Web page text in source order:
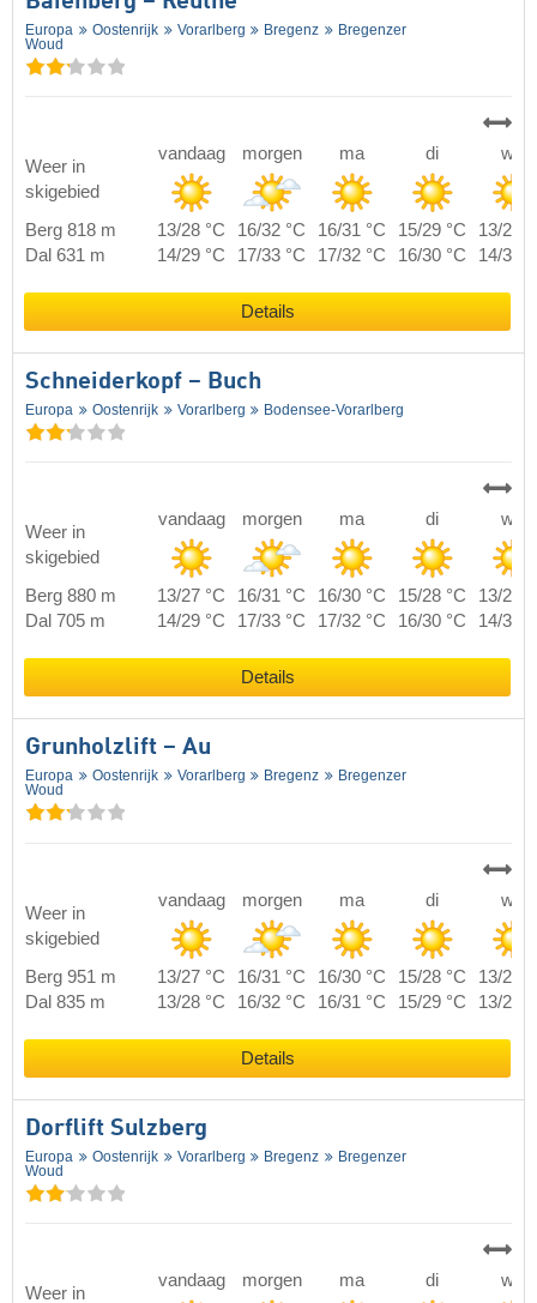
Europa Oostenrijk Vorarlberg Bregenz
Bregenzer
Woud
Weer in
skigebied
vandaag morgen ma di wo
Berg 818 m 13/28 °C 16/32 °C 16/31 °C 15/29 °C
13/29
Dal 631 m
14/29 °C 17/33 °C 17/32 °C 16/30 °C 14/30
Details
Schneiderkopf – Buch
Europa Oostenrijk Vorarlberg Bodensee-Vorarlberg
Weer in
skigebied
vandaag morgen ma di wo
Berg 880 m 13/27 °C 16/31 °C 16/30 °C 15/28 °C
13/28
Dal 705 m
14/29 °C 17/33 °C 17/32 °C 16/30 °C 14/30
Details
Grunholzlift – Au
Europa Oostenrijk Vorarlberg Bregenz
Bregenzer
Woud
Weer in
skigebied
vandaag morgen ma di wo
Berg 951 m 13/27 °C 16/31 °C 16/30 °C 15/28 °C
13/28
Dal 835 m
13/28 °C 16/32 °C 16/31 °C 15/29 °C 13/29
Details
Dorflift Sulzberg
Europa Oostenrijk Vorarlberg Bregenz
Bregenzer
Woud
Weer in
vandaag morgen ma di wo